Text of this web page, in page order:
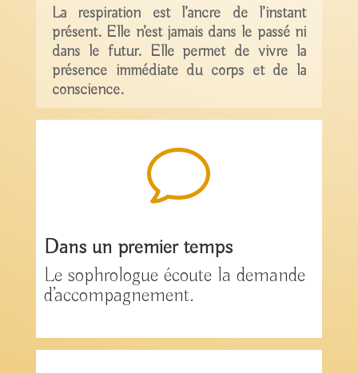
La respiration est l’ancre de l’instant
présent. Elle n’est jamais dans le passé ni
dans le futur. Elle permet de vivre la
présence immédiate du corps et de la
conscience.
v
Dans un premier temps
Le sophrologue écoute la demande
d’accompagnement.